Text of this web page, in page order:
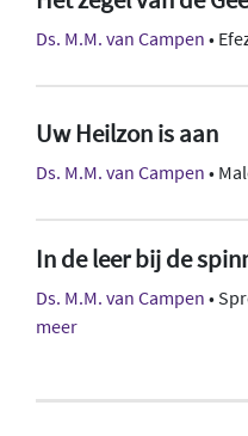
Ds. M.M. van Campen •
Uw Heilzon is aan
Ds. M.M. van Campen •
In de leer bij de
Ds. M.M. van Campen •
meer